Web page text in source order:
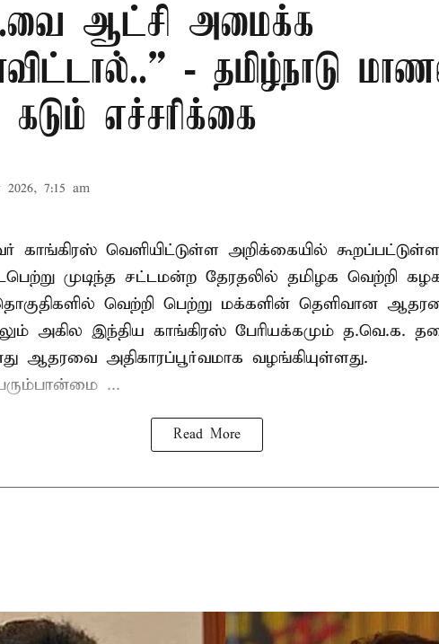
ஆட்சி அமைக்க
- தமிழ்நாடு
கடும் எச்சரிக்கை
7:15 am
காங்கிரஸ் வெளியிட்டுள்ள அறிக்கையில்
முடிந்த சட்டமன்ற தேரதலில் தமிழக வெற்றி
வெற்றி பெற்று மக்களின் தெளிவான
அகில இந்திய காங்கிரஸ் பேரியக்கமும் த.வெ.க.
ஆதரவை அதிகாரப்பூர்வமாக வழங்கியுள்ளது.
...
Read More